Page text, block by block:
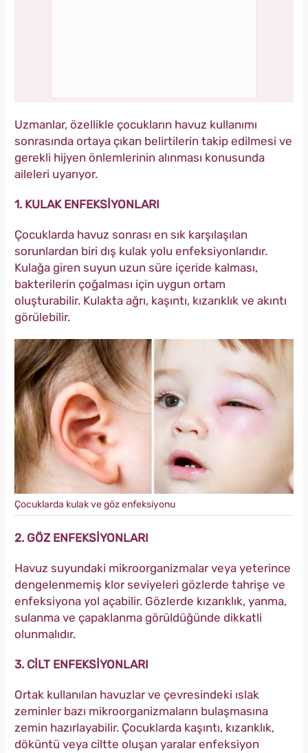
Uzmanlar, özellikle çocukların havuz kullanımı
sonrasında ortaya çıkan belirtilerin takip edilmesi ve
gerekli hijyen önlemlerinin alınması konusunda
aileleri uyarıyor.
1. KULAK ENFEKSİYONLARI
Çocuklarda havuz sonrası en sık karşılaşılan
sorunlardan biri dış kulak yolu enfeksiyonlarıdır.
Kulağa giren suyun uzun süre içeride kalması,
bakterilerin çoğalması için uygun ortam
oluşturabilir. Kulakta ağrı, kaşıntı, kızarıklık ve akıntı
görülebilir.
Çocuklarda kulak ve göz enfeksiyonu
2. GÖZ ENFEKSİYONLARI
Havuz suyundaki mikroorganizmalar veya yeterince
dengelenmemiş klor seviyeleri gözlerde tahrişe ve
enfeksiyona yol açabilir. Gözlerde kızarıklık, yanma,
sulanma ve çapaklanma görüldüğünde dikkatli
olunmalıdır.
3. CİLT ENFEKSİYONLARI
Ortak kullanılan havuzlar ve çevresindeki ıslak
zeminler bazı mikroorganizmaların bulaşmasına
zemin hazırlayabilir. Çocuklarda kaşıntı, kızarıklık,
döküntü veya ciltte oluşan yaralar enfeksiyon